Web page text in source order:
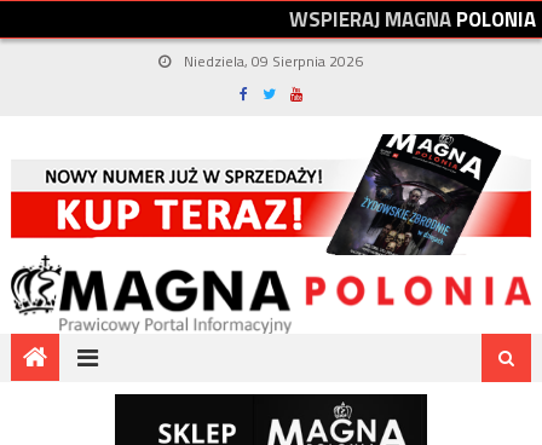
WSPIERAJMAGNAPOLONIA
Niedziela, 09 Sierpnia 2026